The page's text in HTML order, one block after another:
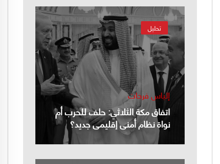
تحليل
إلياس فرحات
اتفاق مكة الثلاثي: حلف للحرب أم
نواة نظام أمني إقليمي جديد؟